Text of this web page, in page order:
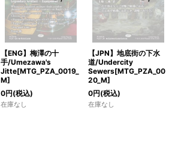
【ENG】梅澤の十
手/Umezawa's
Jitte[MTG_PZA_0019_
M]
0円(税込)
在庫なし
【JPN】地底街の下水
道/Undercity
Sewers[MTG_PZA_00
20_M]
0円(税込)
在庫なし